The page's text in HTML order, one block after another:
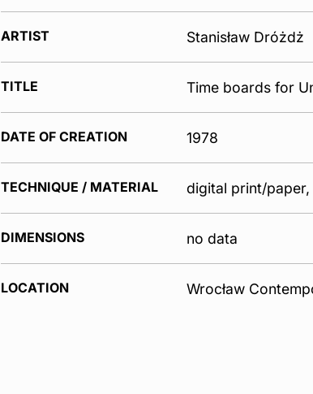
ARTIST Stanisław Dróżdż
TITLE Time boards for
DATE OF CREATION 1978
TECHNIQUE / MATERIAL digital print/
DIMENSIONS no data
LOCATION Wrocław